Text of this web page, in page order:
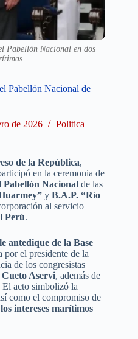
Pabellón Nacional en dos
Pabellón Nacional de
de 2026 Politica
de la República,
en la ceremonia de
Nacional de las
y B.A.P. “Río
al servicio
Perú.
antedique de la Base
por el presidente de la
de los congresistas
Cueto Aservi, además de
El acto simbolizó la
como el compromiso de
intereses marítimos